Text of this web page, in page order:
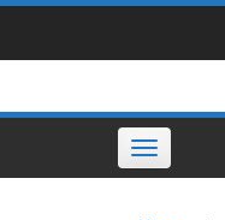
Toggle
navigation